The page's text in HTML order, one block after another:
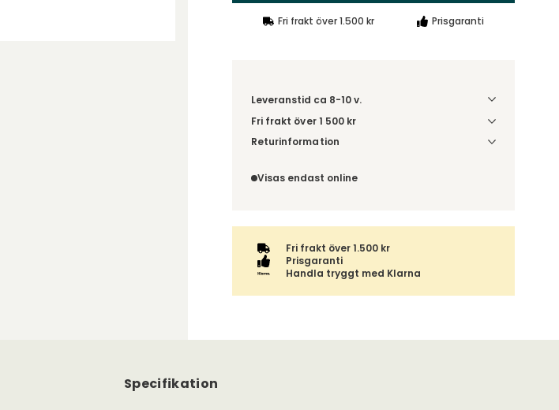
Fri frakt över 1.500 kr Prisgaranti
Leveranstid ca 8-10 v.
Fri frakt över 1 500 kr
Välj utförande via 'Gör dina val' för
Returinformation
omfattas därför inte av ångerrätten.
Visas endast online
Fri frakt över 1.500 kr
Prisgaranti
Handla tryggt med Klarna
Specifikation